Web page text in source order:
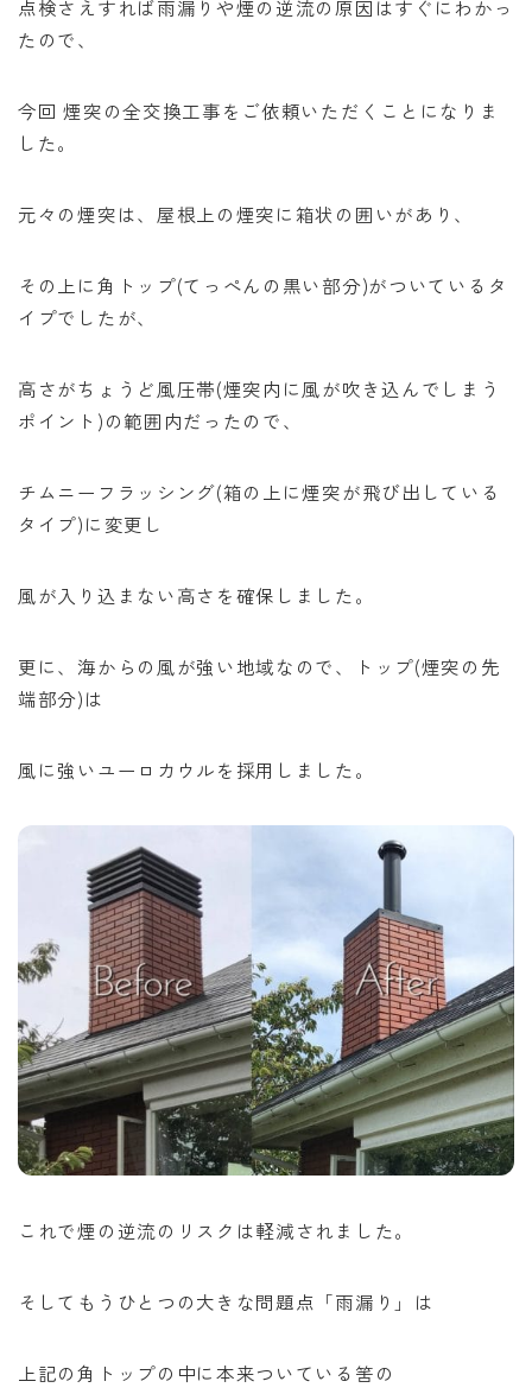
点検さえすれば雨漏りや煙の逆流の原因はすぐにわかっ
たので、
今回 煙突の全交換工事をご依頼いただくことになりま
した。
元々の煙突は、屋根上の煙突に箱状の囲いがあり、
その上に角トップ(てっぺんの黒い部分)がついているタ
イプでしたが、
高さがちょうど風圧帯(煙突内に風が吹き込んでしまう
ポイント)の範囲内だったので、
チムニーフラッシング(箱の上に煙突が飛び出している
タイプ)に変更し
風が入り込まない高さを確保しました。
更に、海からの風が強い地域なので、トップ(煙突の先
端部分)は
風に強いユーロカウルを採用しました。
これで煙の逆流のリスクは軽減されました。
そしてもうひとつの大きな問題点「雨漏り」は
上記の角トップの中に本来ついている筈の